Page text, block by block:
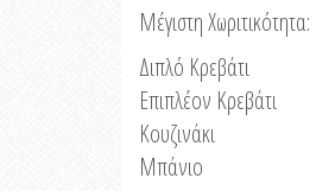
Μέγιστη
Διπλό Κρεβάτι
Επιπλέον Κρεβάτι
Κουζινάκι
Μπάνιο